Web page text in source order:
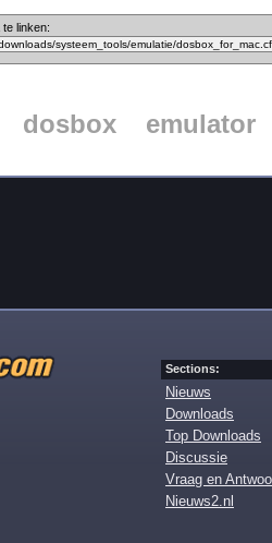
linken:
dosbox emulator
Sections:
Nieuws
Downloads
Top Downloads
Discussie
Vraag en
Nieuws2.nl